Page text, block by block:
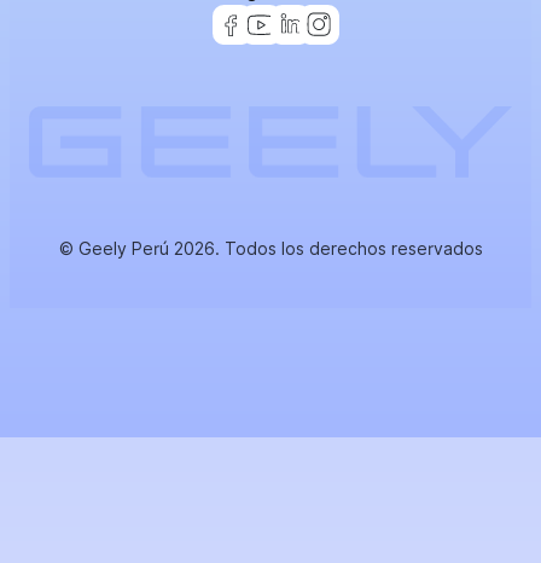
© Geely Perú 2026. Todos los derechos reservados